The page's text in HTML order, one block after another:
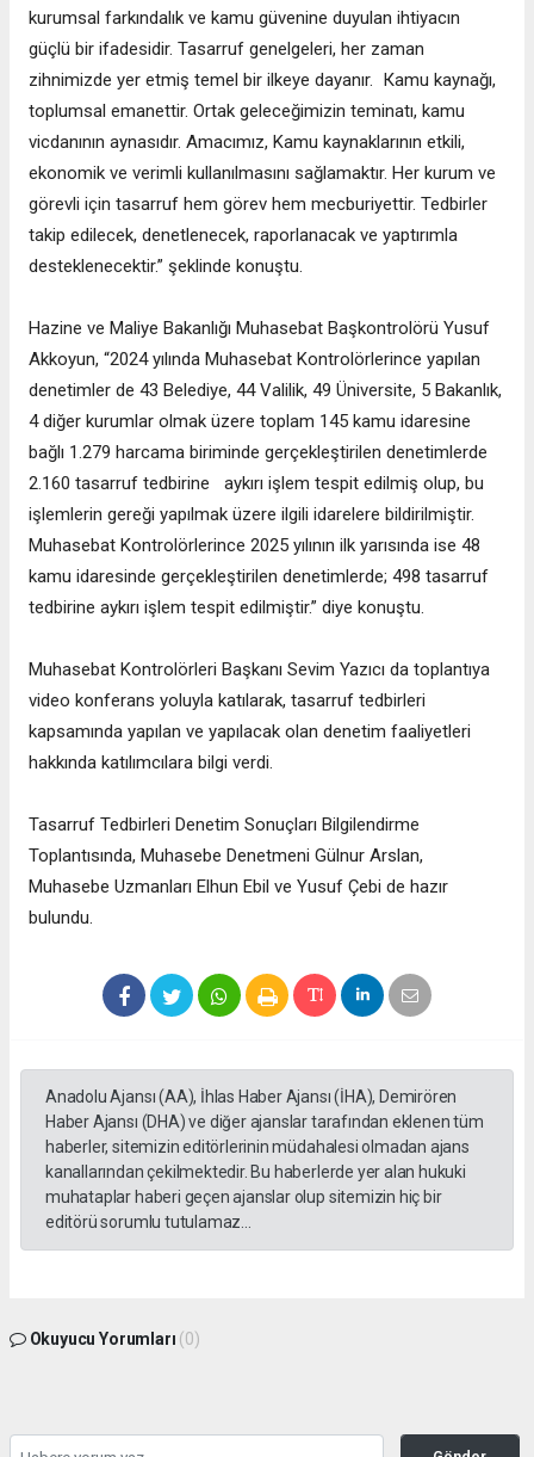
kurumsal farkındalık ve kamu güvenine duyulan ihtiyacın
güçlü bir ifadesidir. Tasarruf genelgeleri, her zaman
zihnimizde yer etmiş temel bir ilkeye dayanır. Каmu kaynağı,
toplumsal emanettir. Ortak geleceğimizin teminatı, kamu
vicdanının aynasıdır. Amacımız, Kamu kaynaklarının etkili,
ekonomik ve verimli kullanılmasını sağlamaktır. Her kurum ve
görevli için tasarruf hem görev hem mecburiyettir. Tedbirler
takip edilecek, denetlenecek, raporlanacak ve yaptırımla
desteklenecektir.” şeklinde konuştu.
Hazine ve Maliye Bakanlığı Muhasebat Başkontrolörü Yusuf
Akkoyun, “2024 yılında Muhasebat Kontrolörlerince yapılan
denetimler de 43 Belediye, 44 Valilik, 49 Üniversite, 5 Bakanlık,
4 diğer kurumlar olmak üzere toplam 145 kamu idaresine
bağlı 1.279 harcama biriminde gerçekleştirilen denetimlerde
2.160 tasarruf tedbirine aykırı işlem tespit edilmiş olup, bu
işlemlerin gereği yapılmak üzere ilgili idarelere bildirilmiştir.
Muhasebat Kontrolörlerince 2025 yılının ilk yarısında ise 48
kamu idaresinde gerçekleştirilen denetimlerde; 498 tasarruf
tedbirine aykırı işlem tespit edilmiştir.” diye konuştu.
Muhasebat Kontrolörleri Başkanı Sevim Yazıcı da toplantıya
video konferans yoluyla katılarak, tasarruf tedbirleri
kapsamında yapılan ve yapılacak olan denetim faaliyetleri
hakkında katılımcılara bilgi verdi.
Tasarruf Tedbirleri Denetim Sonuçları Bilgilendirme
Toplantısında, Muhasebe Denetmeni Gülnur Arslan,
Muhasebe Uzmanları Elhun Ebil ve Yusuf Çebi de hazır
bulundu.
Anadolu Ajansı (AA), İhlas Haber Ajansı (İHA), Demirören
Haber Ajansı (DHA) ve diğer ajanslar tarafından eklenen tüm
haberler, sitemizin editörlerinin müdahalesi olmadan ajans
kanallarından çekilmektedir. Bu haberlerde yer alan hukuki
muhataplar haberi geçen ajanslar olup sitemizin hiç bir
editörü sorumlu tutulamaz...
Okuyucu Yorumları (0)